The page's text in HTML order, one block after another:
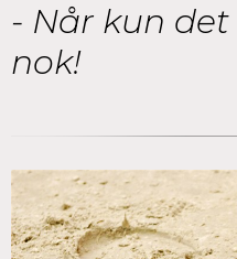
- Når kun
nok!